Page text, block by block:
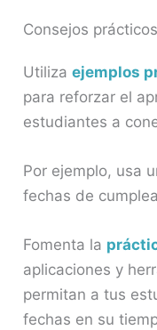
Consejos
Utilizaejemplos
para reforzar el
estudiantes a
Por ejemplo, usa
fechas de
Fomenta la
aplicaciones y
permitan a tus
fechas en su